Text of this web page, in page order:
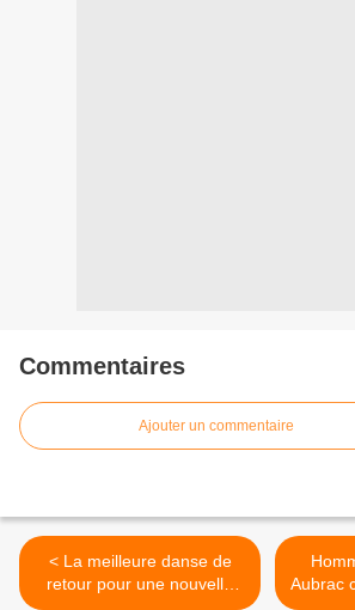
Commentaires
Ajouter un commentaire
< La meilleure danse de
retour pour une nouvelle
Aubrac